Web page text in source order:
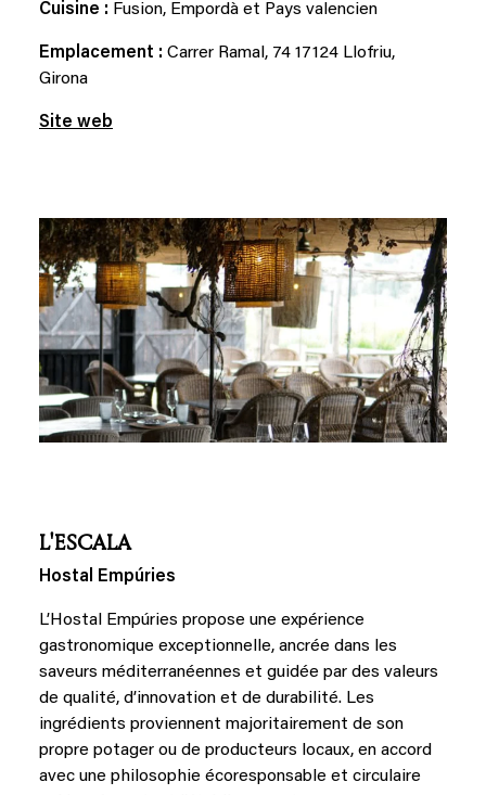
Cuisine : Fusion, Empordà et Pays valencien
Emplacement : Carrer Ramal, 74 17124 Llofriu,
Girona
Site web
L'ESCALA
Hostal Empúries
L’Hostal Empúries propose une expérience
gastronomique exceptionnelle, ancrée dans les
saveurs méditerranéennes et guidée par des valeurs
de qualité, d’innovation et de durabilité. Les
ingrédients proviennent majoritairement de son
propre potager ou de producteurs locaux, en accord
avec une philosophie écoresponsable et circulaire